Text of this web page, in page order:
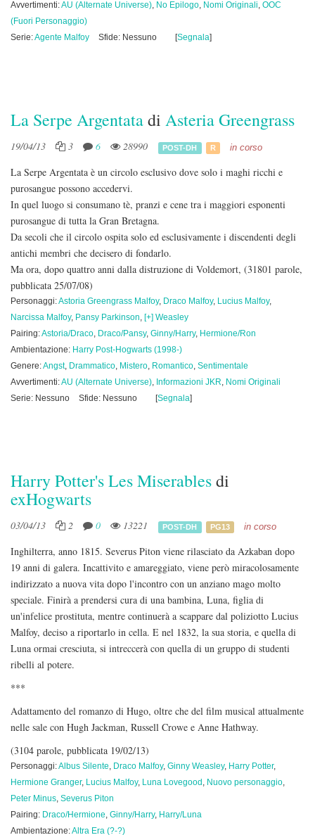
Avvertimenti:AU (Alternate Universe), No Epilogo, Nomi Originali, OOC
(Fuori Personaggio)
Serie:Agente Malfoy Sfide: Nessuno [Segnala]
La Serpe Argentatadi Asteria Greengrass
19/04/13 3 6 28990 POST-DH R in corso
La Serpe Argentata è un circolo esclusivo dove solo i maghi ricchi e
purosangue possono accedervi.
In quel luogo si consumano tè, pranzi e cene tra i maggiori esponenti
purosangue di tutta la Gran Bretagna.
Da secoli che il circolo ospita solo ed esclusivamente i discendenti degli
antichi membri che decisero di fondarlo.
Ma ora, dopo quattro anni dalla distruzione di Voldemort, (31801 parole,
pubblicata 25/07/08)
Personaggi:Astoria Greengrass Malfoy, Draco Malfoy, Lucius Malfoy,
Narcissa Malfoy, Pansy Parkinson, [+] Weasley
Pairing:Astoria/Draco, Draco/Pansy, Ginny/Harry, Hermione/Ron
Ambientazione: Harry Post-Hogwarts (1998-)
Genere:Angst, Drammatico, Mistero, Romantico, Sentimentale
Avvertimenti:AU (Alternate Universe), Informazioni JKR, Nomi Originali
Serie: Nessuno
Sfide: Nessuno [Segnala]
Harry Potter's Les Miserablesdi
exHogwarts
03/04/13 2 0 13221 POST-DH PG13 in corso
Inghilterra, anno 1815. Severus Piton viene rilasciato da Azkaban dopo
19 anni di galera. Incattivito e amareggiato, viene però miracolosamente
indirizzato a nuova vita dopo l'incontro con un anziano mago molto
speciale. Finirà a prendersi cura di una bambina, Luna, figlia di
un'infelice prostituta, mentre continuerà a scappare dal poliziotto Lucius
Malfoy, deciso a riportarlo in cella. E nel 1832, la sua storia, e quella di
Luna ormai cresciuta, si intreccerà con quella di un gruppo di studenti
ribelli al potere.
***
Adattamento del romanzo di Hugo, oltre che del film musical attualmente
nelle sale con Hugh Jackman, Russell Crowe e Anne Hathway.
(3104 parole, pubblicata 19/02/13)
Personaggi:Albus Silente, Draco Malfoy, Ginny Weasley, Harry Potter,
Hermione Granger, Lucius Malfoy, Luna Lovegood , Nuovo personaggio,
Peter Minus, Severus Piton
Pairing: Draco/Hermione, Ginny/Harry, Harry/Luna
Ambientazione:Altra Era (?-?)